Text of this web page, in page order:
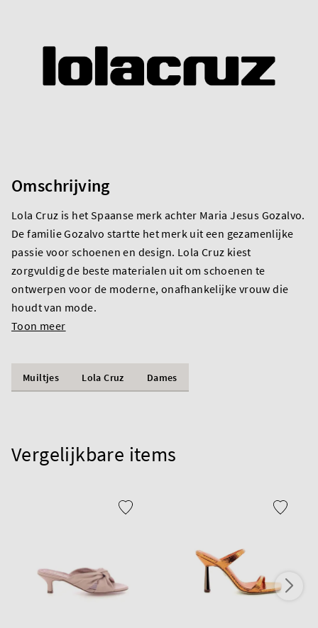
Omschrijving
Lola Cruz is het Spaanse merk achter Maria Jesus Gozalvo.
De familie Gozalvo startte het merk uit een gezamenlijke
passie voor schoenen en design. Lola Cruz kiest
zorgvuldig de beste materialen uit om schoenen te
ontwerpen voor de moderne, onafhankelijke vrouw die
houdt van mode.
Toon meer
Muiltjes Lola Cruz Dames
Vergelijkbare items